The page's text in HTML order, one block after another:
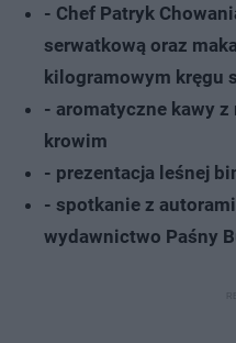
- Chef Patryk
serwatkową oraz
kilogramowym kręgu
- aromatyczne kawy
krowim
- prezentacja leśnej
- spotkanie z
wydawnictwo Paśny